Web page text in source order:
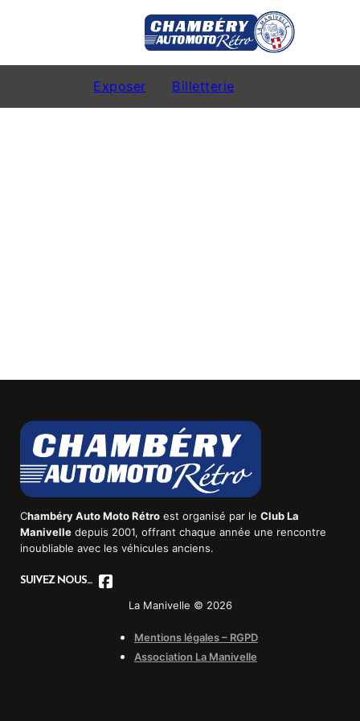
Exposer Billetterie
Chambéry Auto Moto Rétroest organisé par le Club La
Manivelledepuis 2001, offrant chaque année une rencontre
inoubliable avec les véhicules anciens.
SUIVEZ NOUS...
La Manivelle © 2026
Mentions légales – RGPD
Association La Manivelle